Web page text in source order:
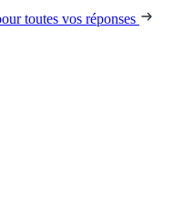
toutes vos réponses